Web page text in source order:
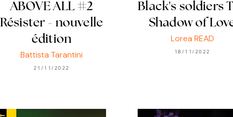
ABOVE ALL #2
Résister - nouvelle
édition
Battista Tarantini
21/11/2022
Black's soldiers
Shadow of
Lorea READ
18/11/2022